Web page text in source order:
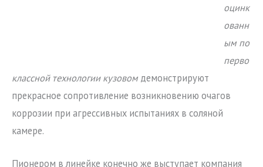
оцинк
ованн
ым по
перво
классной технологии кузовом демонстрируют
прекрасное сопротивление возникновению очагов
коррозии при агрессивных испытаниях в соляной
камере.
Пионером в линейке конечно же выступает компания